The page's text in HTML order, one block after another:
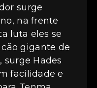
surge
na frente
luta eles se
gigante de
surge Hades
facilidade e